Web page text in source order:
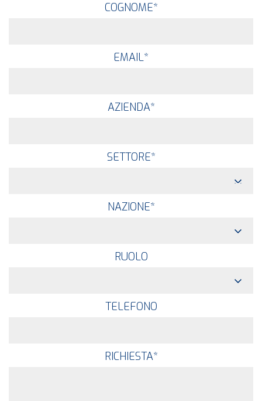
COGNOME*
EMAIL*
AZIENDA*
SETTORE*
NAZIONE*
RUOLO
TELEFONO
RICHIESTA*